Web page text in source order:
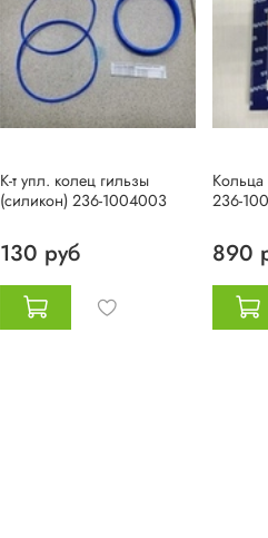
К-т упл. колец гильзы
(силикон) 236-1004003
130 руб
236-
890